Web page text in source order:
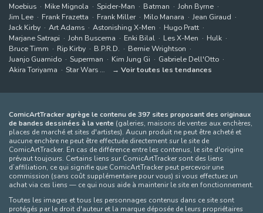
Moebius Mike Mignola Spider-Man Batman
John Byrne
Jim Lee
Frank Frazetta Frank Miller Milo Manara
Jean Giraud
Jack Kirby
Art Adams Astonishing X-Men
Hugo Pratt
Marjane Satrapi
John Buscema Enki Bilal Les X-Men
Hulk
Bruce Timm
Rip Kirby B.P.R.D.
Bernie Wrightson
Juanjo Guarnido
Superman Kim Jung Gi
Gabriele Dell'Otto
Akira Toriyama
Star Wars Voir toutes les tendances
ComicArtTracker agrège le contenu de 397 sites proposant des originaux
de bandes dessinées à la vente (galeries, maisons de ventes aux enchères,
places de marché et sites d'artistes). Aucun produit ne peut être acheté et
aucune enchère ne peut être effectuée directement sur le site de
ComicArtTracker. En cas de différence entre les contenus, le site d'origine
prévaut toujours. Certains liens sur ComicArtTracker sont des liens
d’affiliation, ce qui signifie que ComicArtTracker peut percevoir une
commission (sans coût supplémentaire pour vous) si vous effectuez un
achat via ces liens — ce qui nous aide à maintenir le site en fonctionnement.
Toutes les images et tous les personnages contenus dans ce site sont
protégés par le droit d'auteur et la marque déposée de leurs propriétaires